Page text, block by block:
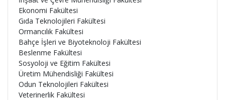
Ekonomi Fakültesi
Gıda Teknolojileri Fakültesi
Ormancılık Fakültesi
Bahçe İşleri ve Biyoteknoloji Fakültesi
Beslenme Fakültesi
Sosyoloji ve Eğitim Fakültesi
Üretim Mühendisliği Fakültesi
Odun Teknolojileri Fakültesi
Veterinerlik Fakültesi